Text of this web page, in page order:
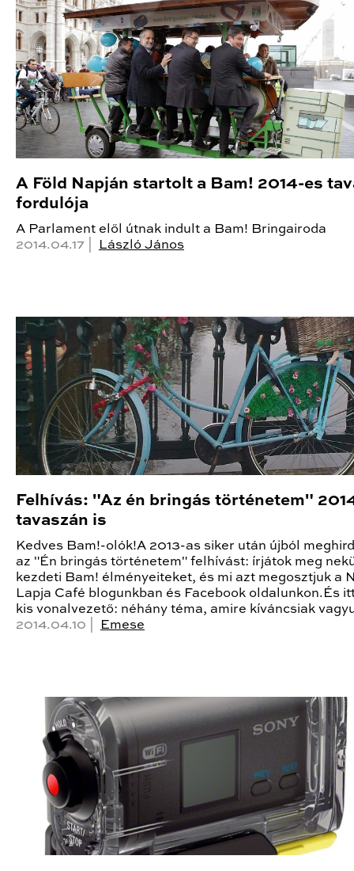
A Föld Napján startolt a Bam! 2014-es
fordulója
A Parlament elől útnak indult a Bam! Bringairoda
2014.04.17 |
László János
Felhívás: "Az én bringás történetem"
tavaszán is
Kedves Bam!-olók!A 2013-as siker után újból
az "Én bringás történetem" felhívást: írjátok meg
kezdeti Bam! élményeiteket, és mi azt megosztjuk a
Lapja Café blogunkban és Facebook oldalunkon.És
kis vonalvezető: néhány téma, amire kíváncsiak
2014.04.10 |
Emese